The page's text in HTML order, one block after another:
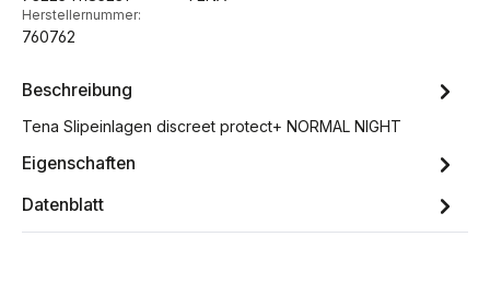
Herstellernummer:
760762
Beschreibung
Tena Slipeinlagen discreet protect+ NORMAL NIGHT
Eigenschaften
Datenblatt